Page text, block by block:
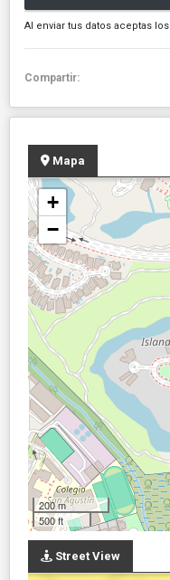
Al enviar tus datos aceptas los
Compartir:
Mapa
+
−
200 m
500 ft
Street View